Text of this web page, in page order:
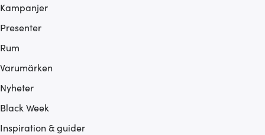
Kampanjer
Presenter
Rum
Varumärken
Nyheter
Black Week
Inspiration & guider